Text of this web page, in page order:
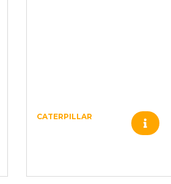
CATERPILLAR